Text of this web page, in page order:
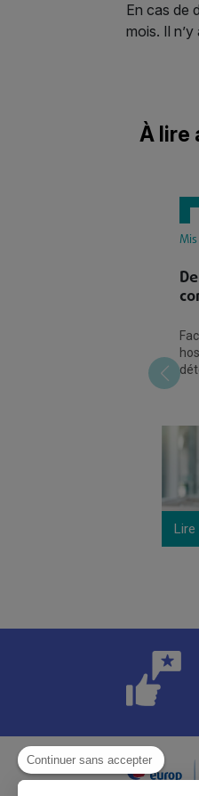
Continuer sans accepter
En cas de
mois. Il
À lire
Lire